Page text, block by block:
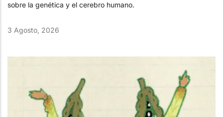
sobre la genética y el cerebro humano.
3 Agosto, 2026